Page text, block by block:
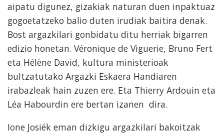
aipatu digunez, gizakiak naturan duen inpaktuaz
gogoetatzeko balio duten irudiak baitira denak.
Bost argazkilari gonbidatu ditu herriak bigarren
edizio honetan. Véronique de Viguerie, Bruno Fert
eta Hélène David, kultura ministerioak
bultzatutako Argazki Eskaera Handiaren
irabazleak hain zuzen ere. Eta Thierry Ardouin eta
Léa Habourdin ere bertan izanen dira.
Ione Josiék eman dizkigu argazkilari bakoitzak